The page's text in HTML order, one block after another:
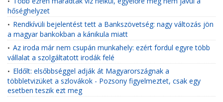
hőséghelyzet
• Rendkívüli bejelentést tett a Bankszövetség: nagy változás jön
a magyar bankokban a kánikula miatt
• Az iroda már nem csupán munkahely: ezért fordul egyre több
vállalat a szolgáltatott irodák felé
• Eldőlt: elsőbbséggel adják át Magyarországnak a
többletvizüket a szlovákok - Pozsony figyelmeztet, csak egy
esetben teszik ezt meg